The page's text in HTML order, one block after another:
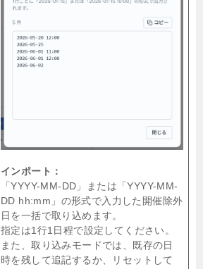
インポート：
「YYYY-MM-DD」または「YYYY-MM-
DD hh:mm」の形式で入力した開催除外
日を一括で取り込めます。
指定は1行1日程で設定してください。
また、取り込みモードでは、既存の日
時を残して追記するか、リセットして